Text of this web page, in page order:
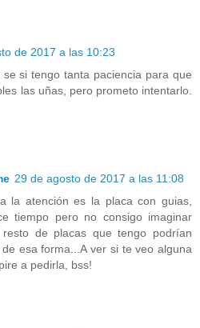
de 2017 a las 10:23
si tengo tanta paciencia para que
las uñas, pero prometo intentarlo.
29 de agosto de 2017 a las 11:08
la atención es la placa con guias,
tiempo pero no consigo imaginar
de placas que tengo podrían
esa forma...A ver si te veo alguna
a pedirla, bss!